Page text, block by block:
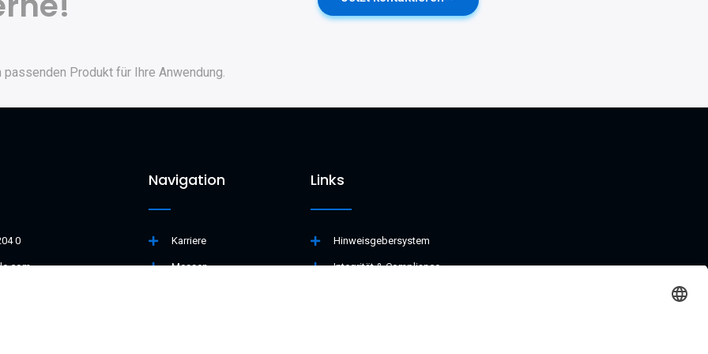
Produkt für Ihre Anwendung.
0
Navigation
Karriere
Messen
Links
Hinweisgebersystem
Integrität & Compliance